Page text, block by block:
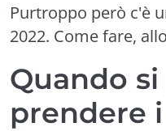
Purtroppo però c'è
2022. Come fare,
Quando
prendere i